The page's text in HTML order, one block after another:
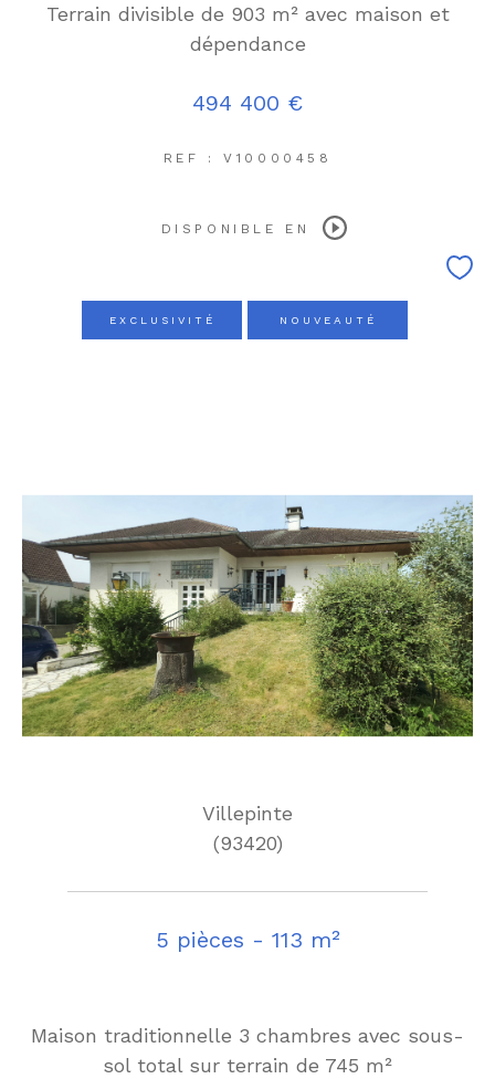
Terrain divisible de 903 m² avec maison et
dépendance
494 400 €
REF : V10000458
DISPONIBLE EN
EXCLUSIVITÉ NOUVEAUTÉ
Villepinte
(93420)
5 pièces - 113 m²
Maison traditionnelle 3 chambres avec sous-
sol total sur terrain de 745 m²